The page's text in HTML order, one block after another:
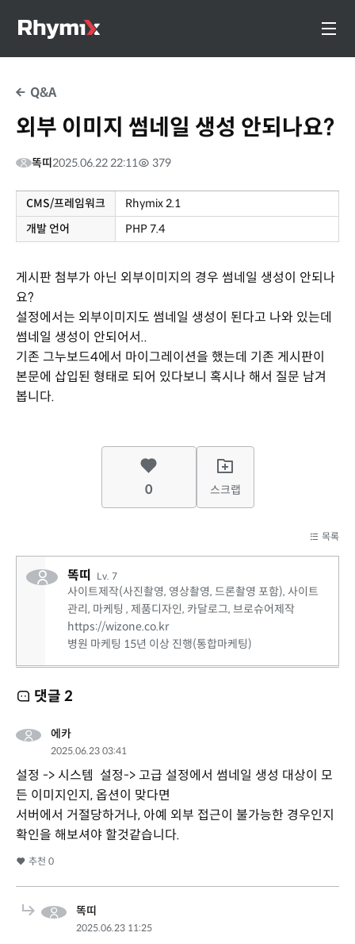
Q&A
외부 이미지 썸네일 생성 안되나요?
똑띠2025.06.22 22:11 379
CMS/프레임워크
Rhymix 2.1
개발 언어
PHP 7.4
게시판 첨부가 아닌 외부이미지의 경우 썸네일 생성이 안되나
요?
설정에서는 외부이미지도 썸네일 생성이 된다고 나와 있는데
썸네일 생성이 안되어서..
기존 그누보드4에서 마이그레이션을 했는데 기존 게시판이
본문에 삽입된 형태로 되어 있다보니 혹시나 해서 질문 남겨
봅니다.
0 스크랩
목록
똑띠 Lv. 7
사이트제작(사진촬영, 영상촬영, 드론촬영 포함), 사이트
관리, 마케팅 , 제품디자인, 카달로그, 브로슈어제작
https://wizone.co.kr
병원 마케팅 15년 이상 진행(통합마케팅)
댓글 2
에카
2025.06.23 03:41
설정 -> 시스템 설정-> 고급 설정에서 썸네일 생성 대상이 모
든 이미지인지, 옵션이 맞다면
서버에서 거절당하거나, 아예 외부 접근이 불가능한 경우인지
확인을 해보셔야 할것같습니다.
추천 0
똑띠
2025.06.23 11:25